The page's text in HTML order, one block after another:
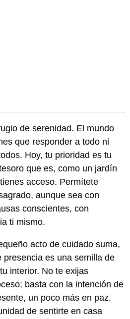
de serenidad. El mundo
que responder a todo ni
Hoy, tu prioridad es tu
que es, como un jardín
acceso. Permítete
aunque sea con
conscientes, con
ti mismo.
acto de cuidado suma,
presencia es una semilla de
interior. No te exijas
basta con la intención de
un poco más en paz.
de sentirte en casa